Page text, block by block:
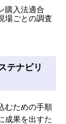
購入法適合
場ごとの調査
テナビリ
むための手順
成果を出すた